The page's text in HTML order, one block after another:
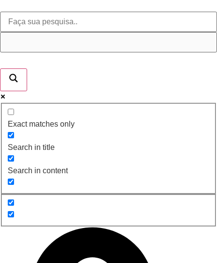
Exact matches only
Search in title
Search in content